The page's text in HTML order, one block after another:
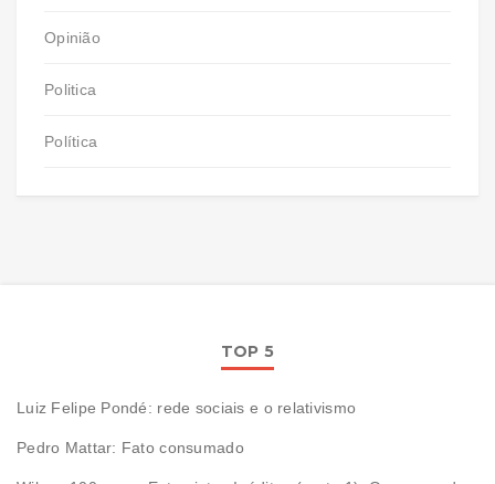
Opinião
Politica
Política
TOP 5
Luiz Felipe Pondé: rede sociais e o relativismo
Pedro Mattar: Fato consumado